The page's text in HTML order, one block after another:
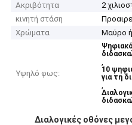
Ακριβότητα
2
κινητή στάση
Χρώματα
Μαύρο ή
Υψηλό φως:
,
10
για τη
,
Διαλογικές οθόνες